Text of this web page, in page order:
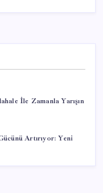
İle Zamanla Yarışın
Artırıyor: Yeni